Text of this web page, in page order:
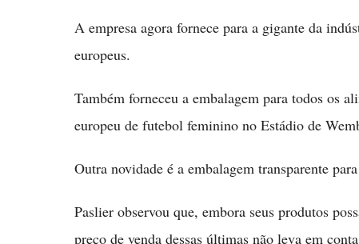
A empresa agora fornece para a gigante da
europeus.
Também forneceu a embalagem para todos os
europeu de futebol feminino no Estádio de
Outra novidade é a embalagem transparente
Paslier observou que, embora seus produtos
preço de venda dessas últimas não leva em